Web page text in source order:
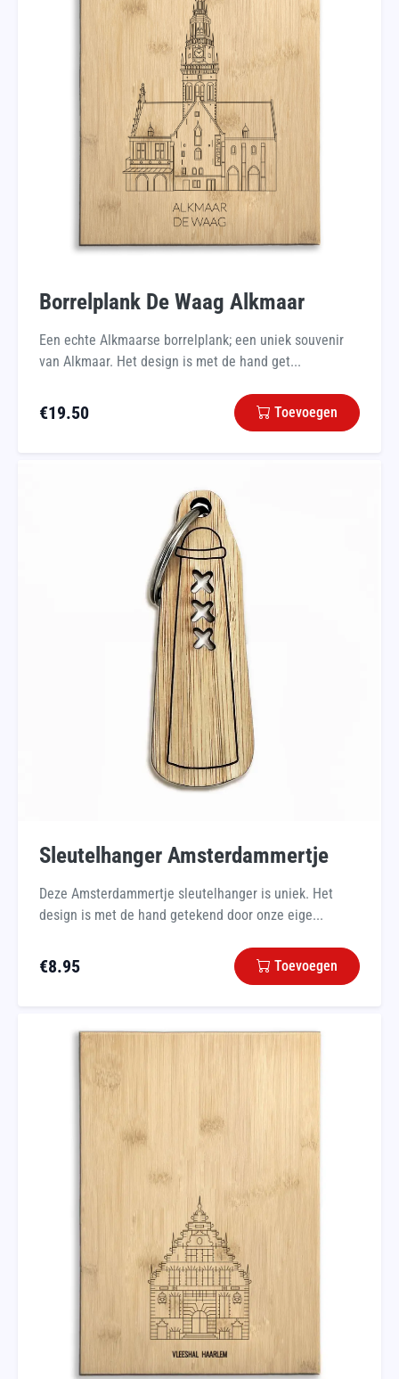
Borrelplank De Waag Alkmaar
Een echte Alkmaarse borrelplank; een uniek souvenir
van Alkmaar. Het design is met de hand get...
€19.50 Toevoegen
Sleutelhanger Amsterdammertje
Deze Amsterdammertje sleutelhanger is uniek. Het
design is met de hand getekend door onze eige...
€8.95 Toevoegen